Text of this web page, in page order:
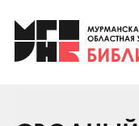
Клуб «Гиря
Клуб
Коллегам